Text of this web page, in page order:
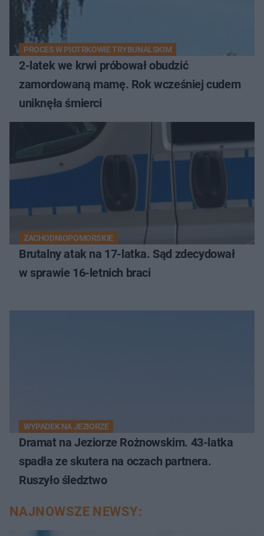
PROCES W PIOTRKOWIE TRYBUNALSKIM
2-latek we krwi próbował obudzić
zamordowaną mamę. Rok wcześniej cudem
uniknęła śmierci
ZACHODNIOPOMORSKIE
Brutalny atak na 17-latka. Sąd zdecydował
w sprawie 16-letnich braci
WYPADEK NA JEZIORZE
Dramat na Jeziorze Rożnowskim. 43-latka
spadła ze skutera na oczach partnera.
Ruszyło śledztwo
NAJNOWSZE NEWSY: